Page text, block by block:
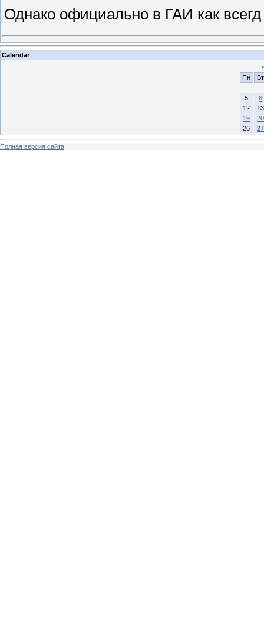
Однако официально в ГАИ как
Calendar
Пн
Вт
5
6
12
13
19
20
26
27
Полная версия сайта